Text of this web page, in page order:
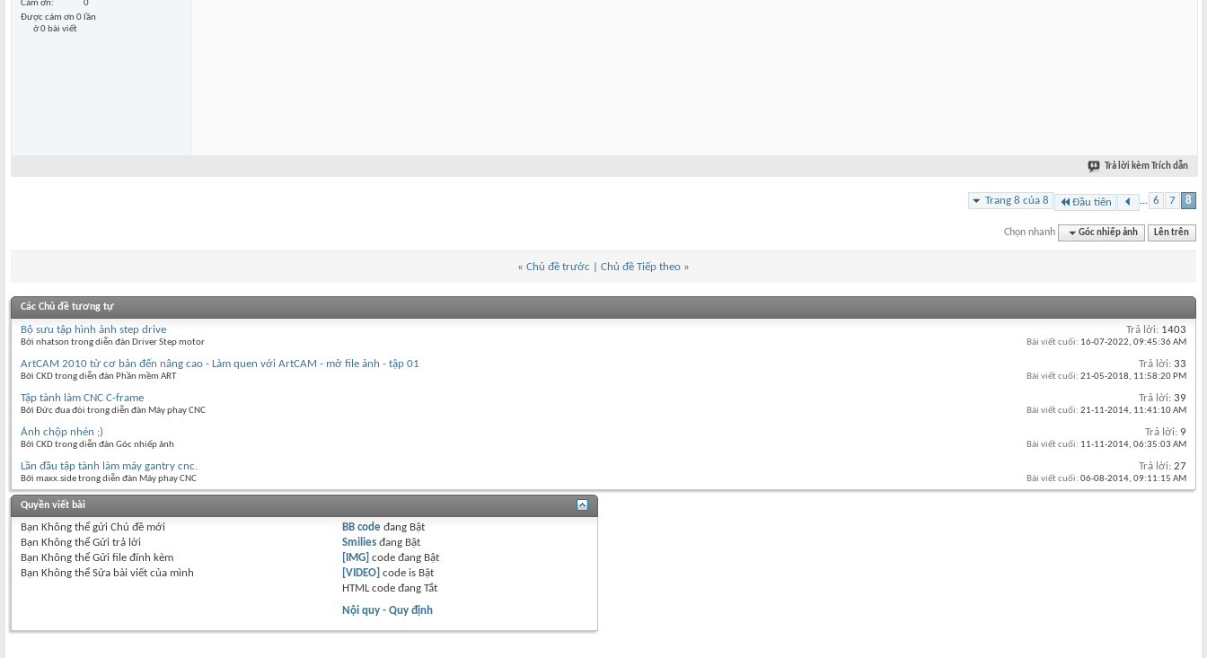
Cám ơn
0
Được cám ơn 0 lần
ở 0 bài viết
Trả lời kèm Trích dẫn
Trang 8 của 8 Đầu tiên ... 6 7 8
Chọn nhanh Góc nhiếp ảnh Lên trên
« Chủ đề trước Chủ đề Tiếp theo »
Các Chủ đề tương tự
Bộ sưu tập hình ảnh step drive
Bởi nhatson trong diễn đàn Driver Step motor
Trả lời: 1403
Bài viết cuối: 16-07-2022, 09:45:36 AM
ArtCAM 2010 từ cơ bản đến nâng cao - Làm quen với ArtCAM - mở file ảnh - tập 01
Bởi CKD trong diễn đàn Phần mềm ART
Trả lời: 33
Bài viết cuối: 21-05-2018, 11:58:20 PM
Tập tành làm CNC C-frame
Bởi Đức đua đòi trong diễn đàn Máy phay CNC
Trả lời: 39
Bài viết cuối: 21-11-2014, 11:41:10 AM
Ảnh chộp nhén ;)
Bởi CKD trong diễn đàn Góc nhiếp ảnh
Trả lời: 9
Bài viết cuối: 11-11-2014, 06:35:03 AM
Lần đầu tập tành làm máy gantry cnc.
Bởi maxx.side trong diễn đàn Máy phay CNC
Trả lời: 27
Bài viết cuối: 06-08-2014, 09:11:15 AM
Quyền viết bài
Bạn Không thể gửi Chủ đề mới
Bạn Không thể Gửi trả lời
Bạn Không thể Gửi file đính kèm
Bạn Không thể Sửa bài viết của mình
BB codeđang Bật
Smiliesđang Bật
[IMG] code đang Bật
[VIDEO] code is Bật
HTML code đang Tắt
Nội quy - Quy định